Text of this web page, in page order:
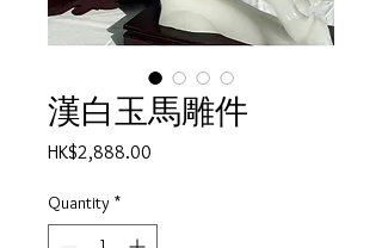
漢白玉馬雕件
HK$2,888.00
Quantity *